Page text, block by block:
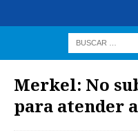
Merkel: No
para atender